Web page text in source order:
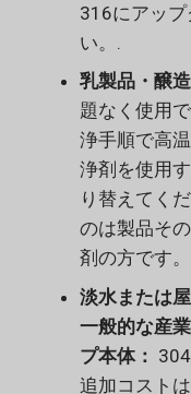
316にアップ
い。.
乳製品・醸
題なく使用
浄手順で高
浄剤を使用
り替えてく
のは製品そ
剤の方です
淡水または
一般的な産
プ本体：
追加コスト